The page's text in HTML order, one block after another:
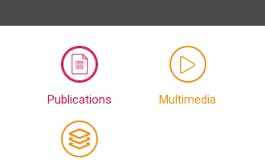
Publications Multimedia